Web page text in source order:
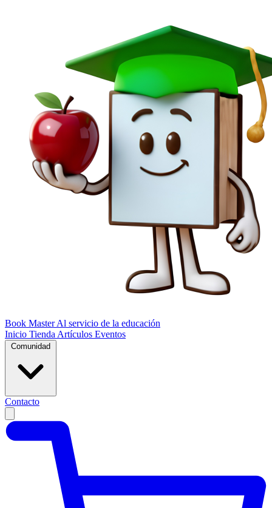
Book Master Al servicio de la educación
Inicio Tienda Artículos Eventos
Comunidad
Contacto